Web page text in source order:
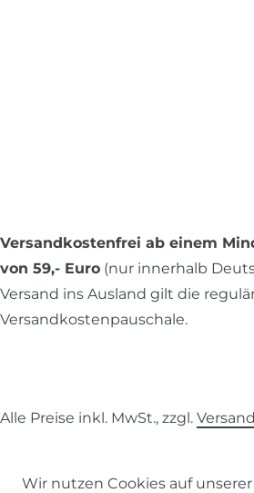
Versandkostenfrei ab einem
von 59,- Euro (nur innerhalb
Versand ins Ausland gilt die
Versandkostenpauschale.
Alle Preise inkl. MwSt., zzgl.
Wir nutzen Cookies auf